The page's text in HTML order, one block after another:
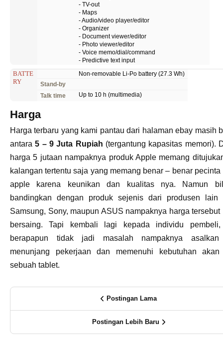
- TV-out
- Maps
- Audio/video player/editor
- Organizer
- Document viewer/editor
- Photo viewer/editor
- Voice memo/dial/command
- Predictive text input
BATTE
RY
Non-removable Li-Po battery (27.3 Wh)
Stand-by
Talk time
Up to 10 h (multimedia)
Harga
Harga terbaru yang kami pantau dari halaman ebay masih
antara5 – 9 Juta Rupiah (tergantung kapasitas memori).
harga 5 jutaan nampaknya produk Apple memang
kalangan tertentu saja yang memang benar – benar pecinta
apple karena keunikan dan kualitas nya. Namun
bandingkan dengan produk sejenis dari produsen lain
Samsung, Sony, maupun ASUS nampaknya harga tersebut
bersaing. Tapi kembali lagi kepada individu
berapapun tidak jadi masalah nampaknya asalkan
menunjang pekerjaan dan memenuhi kebutuhan akan
sebuah tablet.
Postingan Lama
Postingan Lebih Baru